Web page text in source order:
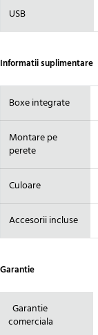
USB
Informatii suplimentare
Boxe integrate
Montare pe
perete
Culoare
Accesorii incluse
Garantie
Garantie
comerciala